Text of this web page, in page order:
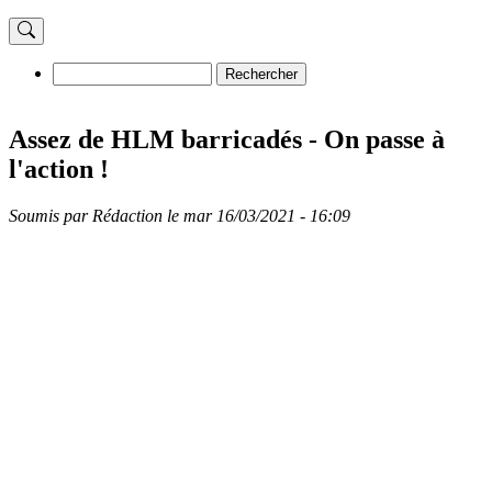
Rechercher
Assez de HLM barricadés - On passe à
l'action !
Soumis par Rédaction le mar 16/03/2021 - 16:09